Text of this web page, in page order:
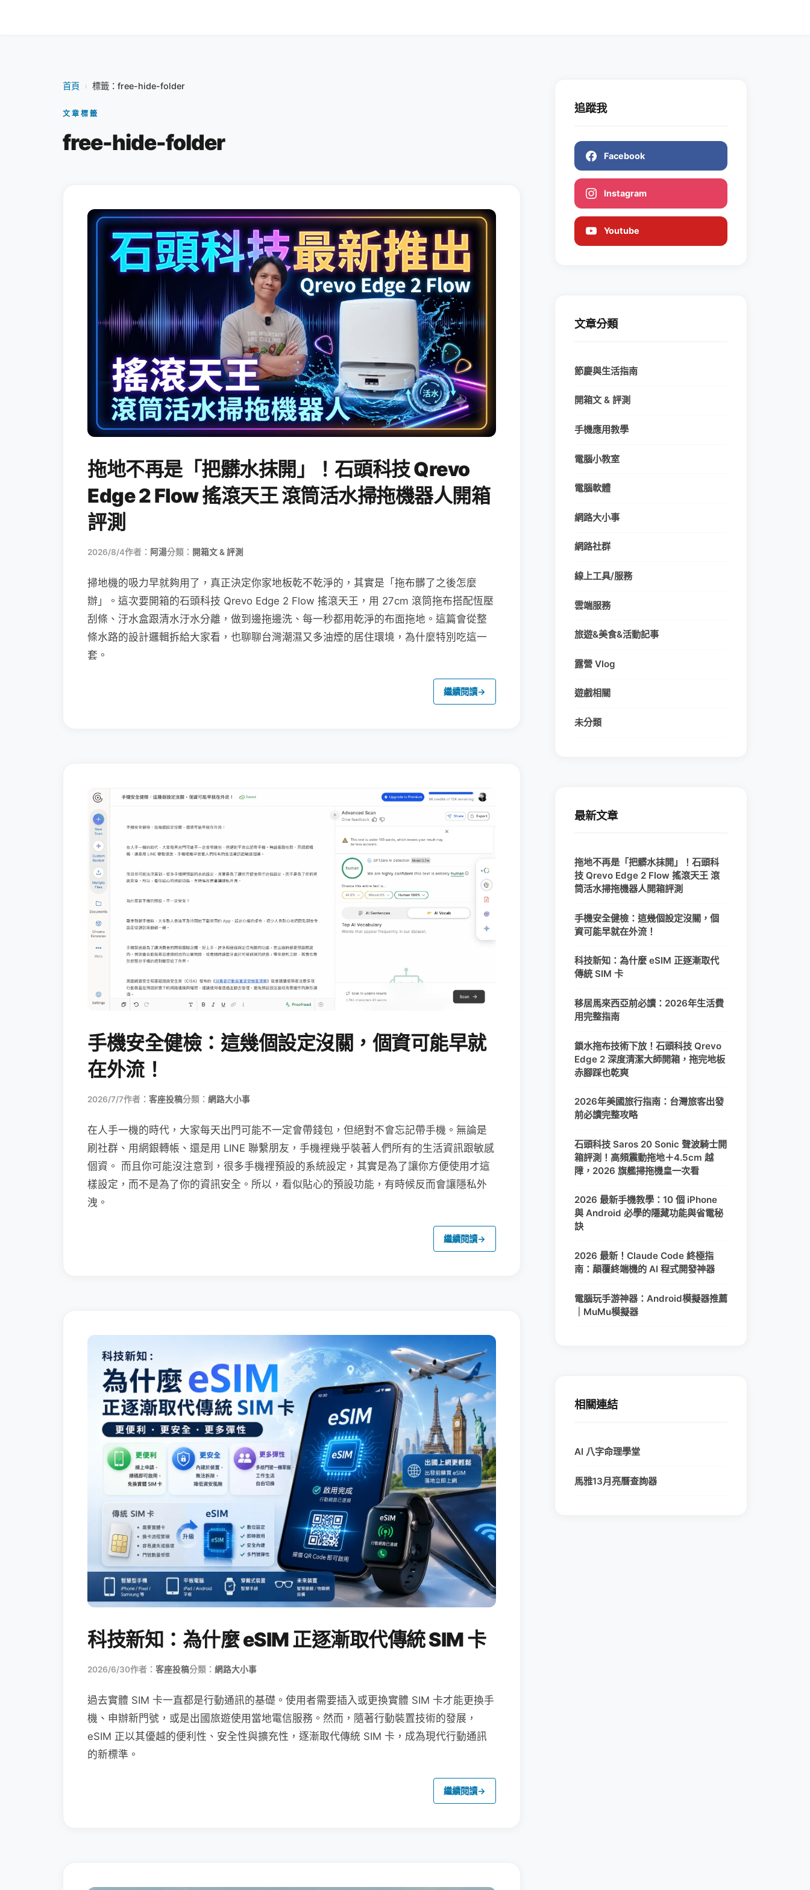
首頁 › 標籤：free-hide-folder
文章標籤
free-hide-folder
拖地不再是「把髒水抹開」！石頭科技 Qrevo
Edge 2 Flow 搖滾天王 滾筒活水掃拖機器人開箱
評測
2026/8/4作者： 阿湯分類： 開箱文 & 評測
掃地機的吸力早就夠用了，真正決定你家地板乾不乾淨的，其實是「拖布髒了之後怎麼
辦」。這次要開箱的石頭科技 Qrevo Edge 2 Flow 搖滾天王，用 27cm 滾筒拖布搭配恆壓
刮條、汙水盒跟清水汙水分離，做到邊拖邊洗、每一秒都用乾淨的布面拖地。這篇會從整
條水路的設計邏輯拆給大家看，也聊聊台灣潮濕又多油煙的居住環境，為什麼特別吃這一
套。
繼續閱讀→
手機安全健檢：這幾個設定沒關，個資可能早就
在外流！
2026/7/7作者： 客座投稿分類： 網路大小事
在人手一機的時代，大家每天出門可能不一定會帶錢包，但絕對不會忘記帶手機。無論是
刷社群、用網銀轉帳、還是用 LINE 聯繫朋友，手機裡幾乎裝著人們所有的生活資訊跟敏感
個資。 而且你可能沒注意到，很多手機裡預設的系統設定，其實是為了讓你方便使用才這
樣設定，而不是為了你的資訊安全。所以，看似貼心的預設功能，有時候反而會讓隱私外
洩。
繼續閱讀→
科技新知：為什麼 eSIM 正逐漸取代傳統 SIM 卡
2026/6/30作者： 客座投稿分類： 網路大小事
過去實體 SIM 卡一直都是行動通訊的基礎。使用者需要插入或更換實體 SIM 卡才能更換手
機、申辦新門號，或是出國旅遊使用當地電信服務。然而，隨著行動裝置技術的發展，
eSIM 正以其優越的便利性、安全性與擴充性，逐漸取代傳統 SIM 卡，成為現代行動通訊
的新標準。
繼續閱讀→
追蹤我
Facebook
Instagram
Youtube
文章分類
節慶與生活指南
開箱文 & 評測
手機應用教學
電腦小教室
電腦軟體
網路大小事
網路社群
線上工具/服務
雲端服務
旅遊&美食&活動記事
露營 Vlog
遊戲相關
未分類
最新文章
拖地不再是「把髒水抹開」！石頭科
技 Qrevo Edge 2 Flow 搖滾天王 滾
筒活水掃拖機器人開箱評測
手機安全健檢：這幾個設定沒關，個
資可能早就在外流！
科技新知：為什麼 eSIM 正逐漸取代
傳統 SIM 卡
移居馬來西亞前必讀：2026年生活費
用完整指南
鎖水拖布技術下放！石頭科技 Qrevo
Edge 2 深度清潔大師開箱，拖完地板
赤腳踩也乾爽
2026年美國旅行指南：台灣旅客出發
前必讀完整攻略
石頭科技 Saros 20 Sonic 聲波騎士開
箱評測！高頻震動拖地＋4.5cm 越
障，2026 旗艦掃拖機皇一次看
2026 最新手機教學：10 個 iPhone
與 Android 必學的隱藏功能與省電秘
訣
2026 最新！Claude Code 終極指
南：顛覆終端機的 AI 程式開發神器
電腦玩手游神器：Android模擬器推薦
｜MuMu模擬器
相關連結
AI 八字命理學堂
馬雅13月亮曆查詢器